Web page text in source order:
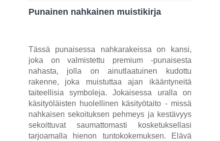
Punainen nahkainen muistikirja
Tässä punaisessa nahkarakeissa on kansi,
joka on valmistettu premium -punaisesta
nahasta, jolla on ainutlaatuinen kudottu
rakenne, joka muistuttaa ajan ikääntyneitä
taiteellisia symboleja. Jokaisessa uralla on
käsityöläisten huolellinen käsityötaito - missä
nahkaisen sekoituksen pehmeys ja kestävyys
sekoittuvat saumattomasti kosketuksellasi
tarjoamalla hienon tuntokokemuksen. Elävä